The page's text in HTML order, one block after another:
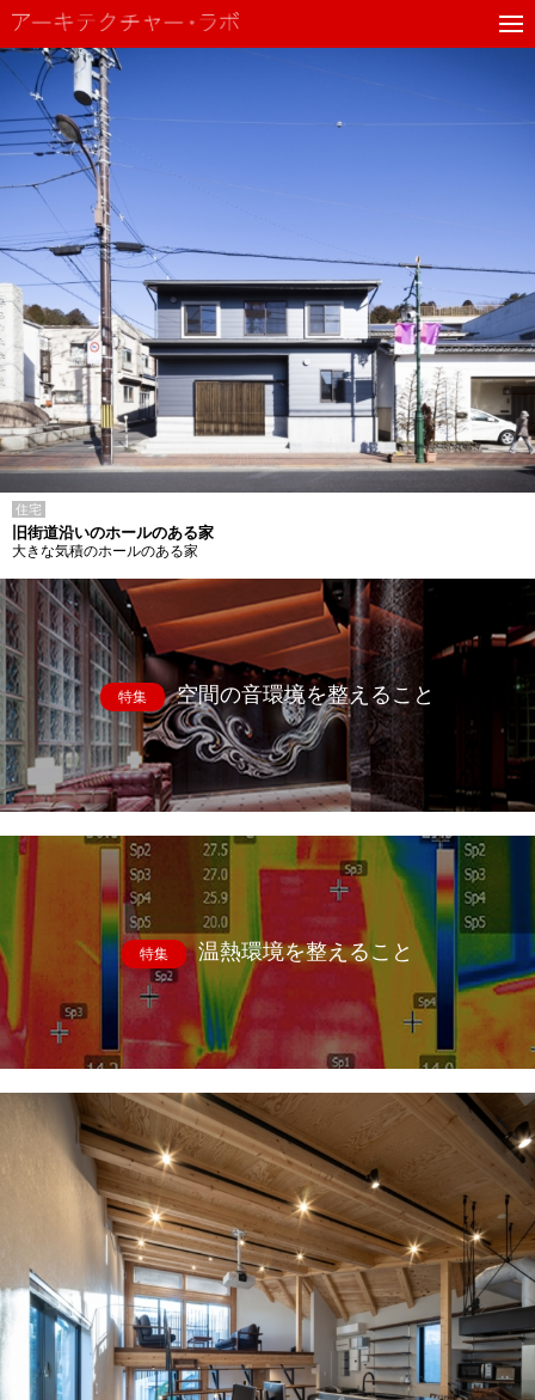
住宅
旧街道沿いのホールのある家
大きな気積のホールのある家
特集 空間の音環境を整えること
特集 温熱環境を整えること